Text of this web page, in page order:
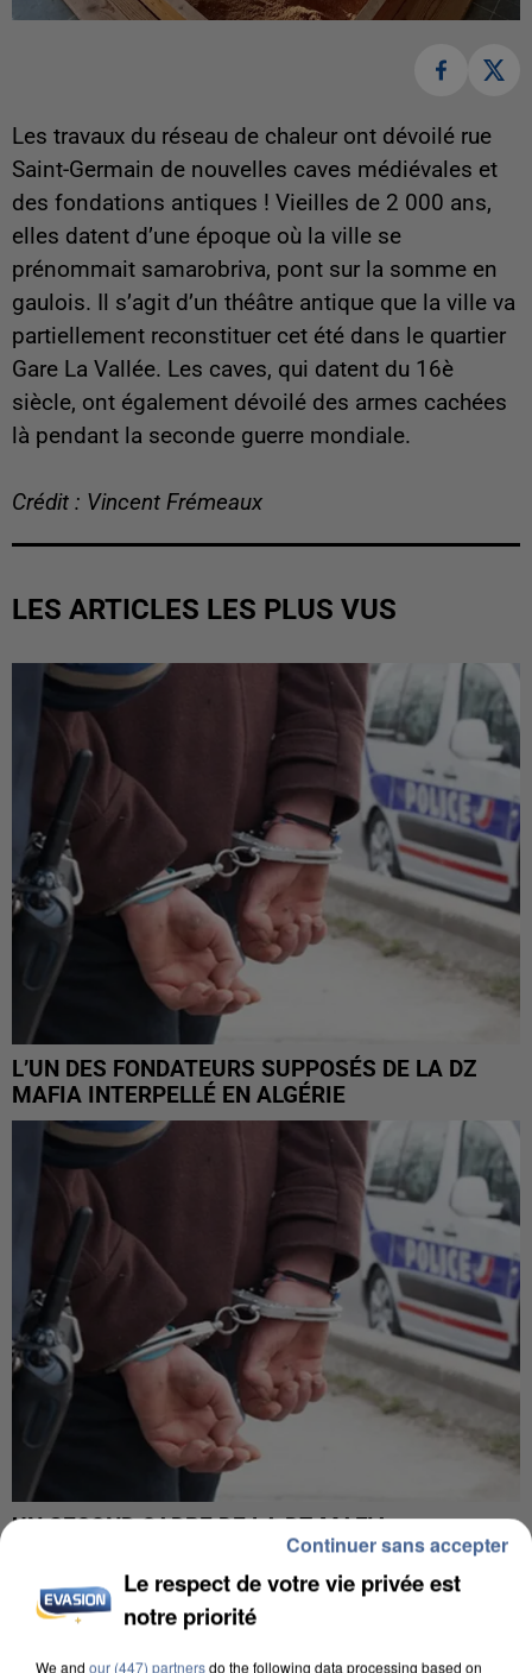
Les travaux du réseau de chaleur ont dévoilé rue
Saint-Germain de nouvelles caves médiévales et
des fondations antiques ! Vieilles de 2 000 ans,
elles datent d’une époque où la ville se
prénommait samarobriva, pont sur la somme en
gaulois. Il s’agit d’un théâtre antique que la ville va
partiellement reconstituer cet été dans le quartier
Gare La Vallée. Les caves, qui datent du 16è
siècle, ont également dévoilé des armes cachées
là pendant la seconde guerre mondiale.
Crédit : Vincent Frémeaux
LES ARTICLES LES PLUS VUS
L’UN DES FONDATEURS SUPPOSÉS DE LA DZ
MAFIA INTERPELLÉ EN ALGÉRIE
UN SECOND CADRE DE LA DZ MAFIA
Le respect de votre vie privée est
notre priorité
We and our (447) partnersdo the following data processing based on
Continuer sans accepter